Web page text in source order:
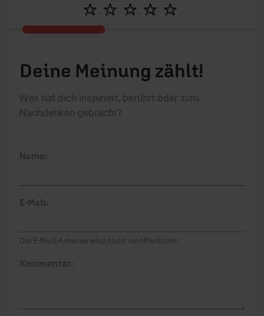
Deine Meinung zählt!
Was hat dich inspiriert, berührt oder zum
Nachdenken gebracht?
Name:
E-Mail:
Die E-Mail-Adresse wird nicht veröffentlicht.
Kommentar: